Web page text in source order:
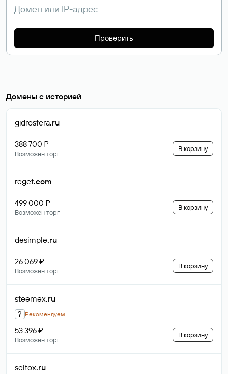
Проверить
Домены с историей
gidrosfera.ru
388 700 ₽
Возможен торг
В корзину
reget.com
499 000 ₽
Возможен торг
В корзину
desimple.ru
26 069 ₽
Возможен торг
В корзину
steemex.ru
? Рекомендуем
53 396 ₽
Возможен торг
В корзину
seltox.ru